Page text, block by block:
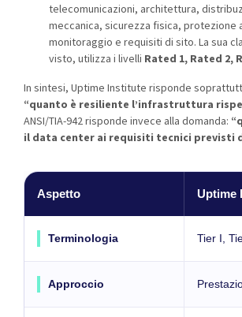
telecomunicazioni, architettura,
meccanica, sicurezza fisica, protezione
monitoraggio e requisiti di sito. La sua
visto, utilizza i livelli Rated 1, Rated 2,
In sintesi, Uptime Institute risponde
“quanto è resiliente l’infrastruttura
ANSI/TIA-942 risponde invece alla domanda:
il data center ai requisiti tecnici previsti
Aspetto Uptime
Terminologia Tier I,
Approccio